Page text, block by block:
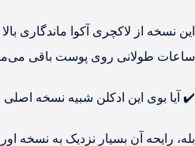
این نسخه از لاکچری آکوا ماندگاری
ساعات طولانی روی پوست باقی
✔️ آیا بوی این ادکلن شبیه نسخه
بله، رایحه آن بسیار نزدیک به نسخه